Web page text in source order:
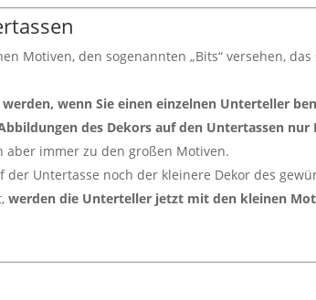
Motiven, den sogenannten „Bits“ versehen,
wenn Sie einen einzelnen Unterteller
des Dekors auf den Untertassen nur
aber immer zu den großen Motiven.
Untertasse noch der kleinere Dekor des
werden die Unterteller jetzt mit den kleinen